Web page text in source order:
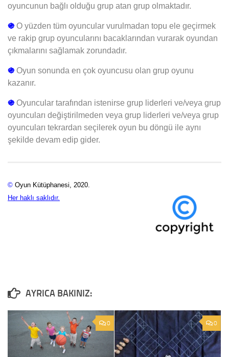
oyuncunun bağlı olduğu grup atan grup olmaktadır.
֍ O yüzden tüm oyuncular vurulmadan topu ele geçirmek
ve rakip grup oyuncularını bacaklarından vurarak oyundan
çıkmalarını sağlamak zorundadır.
֍ Oyun sonunda en çok oyuncusu olan grup oyunu
kazanır.
֍ Oyuncular tarafından istenirse grup liderleri ve/veya grup
oyuncuları değiştirilmeden veya grup liderleri ve/veya grup
oyuncuları tekrardan seçilerek oyun bu döngü ile aynı
şekilde devam edip gider.
© Oyun Kütüphanesi, 2020.
Her haklı saklıdır.
0 0